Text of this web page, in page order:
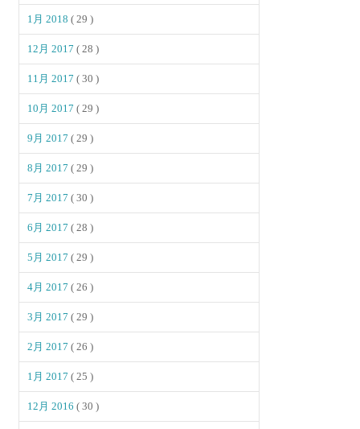
1月 2018( 29 )
12月 2017( 28 )
11月 2017( 30 )
10月 2017( 29 )
9月 2017( 29 )
8月 2017( 29 )
7月 2017( 30 )
6月 2017( 28 )
5月 2017( 29 )
4月 2017( 26 )
3月 2017( 29 )
2月 2017( 26 )
1月 2017( 25 )
12月 2016( 30 )